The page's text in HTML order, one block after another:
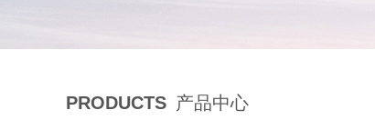
PRODUCTS 产品中心